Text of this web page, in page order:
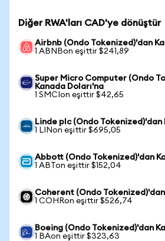
Diğer RWA'ları CAD'ye dönüştür
Airbnb (Ondo Tokenized)'dan
1 ABNBon eşittir $241,89
Super Micro Computer (Ondo
Kanada Doları'na
1 SMCIon eşittir $42,65
Linde plc (Ondo Tokenized)'dan
1 LINon eşittir $695,05
Abbott (Ondo Tokenized)'dan
1 ABTon eşittir $152,04
Coherent (Ondo
1 COHRon eşittir $526,74
Boeing (Ondo Tokenized)'dan
1 BAon eşittir $323,63